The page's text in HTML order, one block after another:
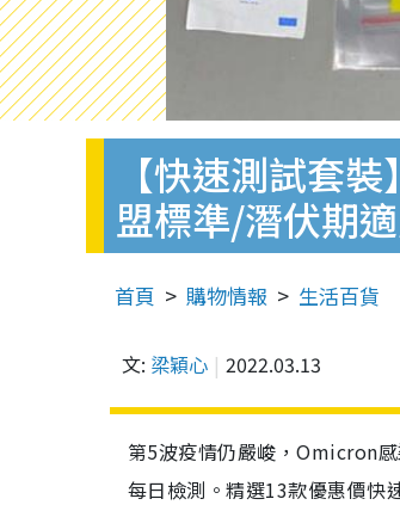
【快速測試套
盟標準/潛伏期
首頁 購物情報 生活百貨
文: 梁穎心 2022.03.13
第5波疫情仍嚴峻，Omicron
每日檢測。精選13款優惠價快